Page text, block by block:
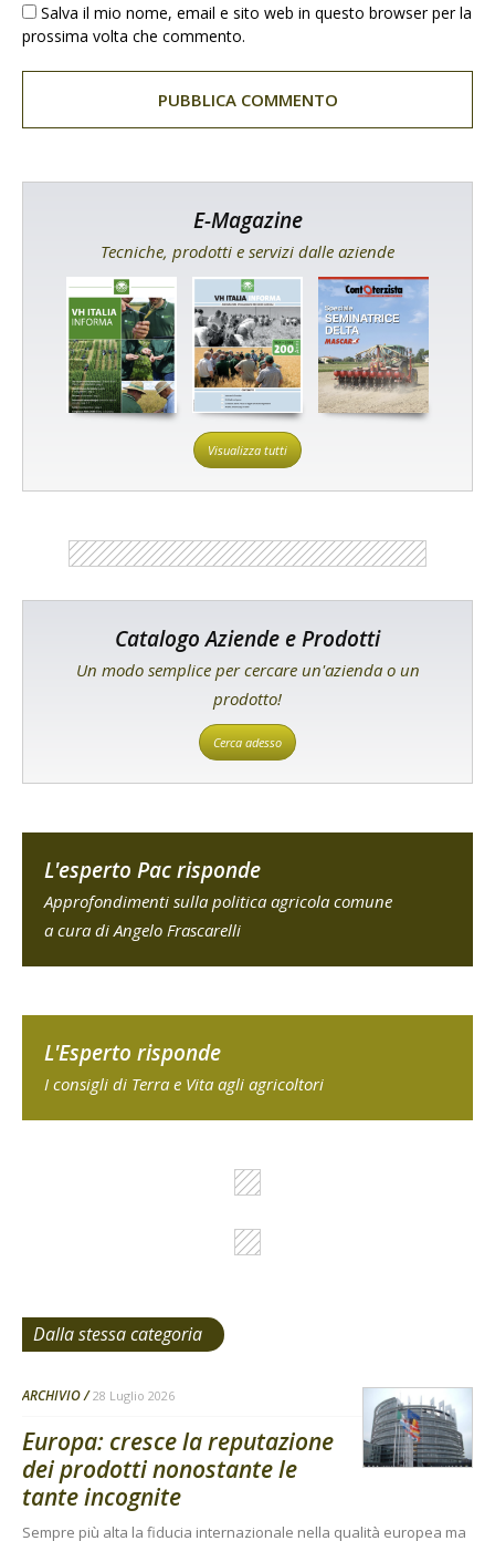
Salva il mio nome, email e sito web in questo browser per la
prossima volta che commento.
E-Magazine
Tecniche, prodotti e servizi dalle aziende
Visualizza tutti
Catalogo Aziende e Prodotti
Un modo semplice per cercare un'azienda o un
prodotto!
Cerca adesso
L'esperto Pac risponde
Approfondimenti sulla politica agricola comune
a cura di Angelo Frascarelli
L'Esperto risponde
I consigli di Terra e Vita agli agricoltori
Dalla stessa categoria
ARCHIVIO 28 Luglio 2026
Europa: cresce la reputazione
dei prodotti nonostante le
tante incognite
Sempre più alta la fiducia internazionale nella qualità europea ma